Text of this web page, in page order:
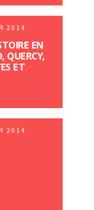
2014
EN
QUERCY,
ET
2014